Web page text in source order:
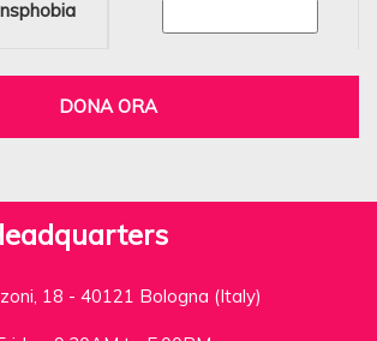
DONA ORA
18 - 40121 Bologna (Italy)